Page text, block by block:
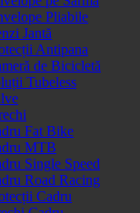
Pliabile
Jantă
Antipana
de Bicicletă
Tubeless
Fat Bike
MTB
Single Speed
Road Racing
Cadru